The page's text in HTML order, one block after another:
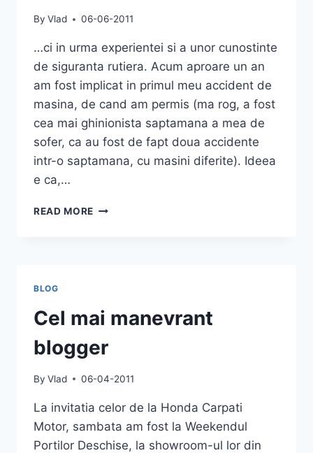
By Vlad 06-06-2011
…ci in urma experientei si a unor cunostinte
de siguranta rutiera. Acum aproare un an
am fost implicat in primul meu accident de
masina, de cand am permis (ma rog, a fost
cea mai ghinionista saptamana a mea de
sofer, ca au fost de fapt doua accidente
intr-o saptamana, cu masini diferite). Ideea
e ca,…
READ MORE SAFETY
BLOG
Cel mai manevrant
blogger
By Vlad 06-04-2011
La invitatia celor de la Honda Carpati
Motor, sambata am fost la Weekendul
Portilor Deschise, la showroom-ul lor din